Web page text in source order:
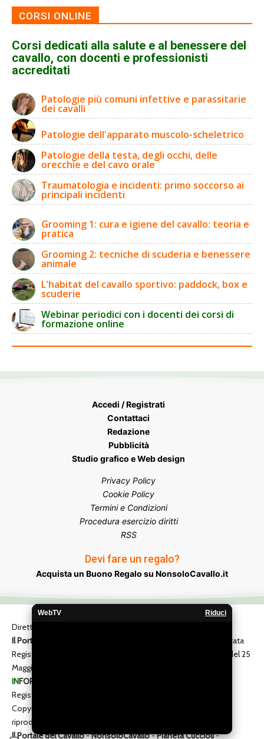
CORSI ONLINE
Corsi dedicati alla salute e al benessere del
cavallo, con docenti e professionisti
accreditati
Patologie più comuni infettive e parassitarie
dei cavalli
Patologie dell'apparato muscolo-scheletrico
Patologie della testa, degli occhi, delle
orecchie e del cavo orale
Traumatologia e incidenti: primo soccorso ai
principali incidenti
Grooming 1: cura e igiene del cavallo: teoria e
pratica
Grooming 2: tecniche di scuderia e benessere
animale
L'habitat del cavallo sportivo: paddock, box e
scuderie
Webinar periodici con i docenti dei corsi di
formazione online
Accedi / Registrati
Contattaci
Redazione
Pubblicità
Studio grafico e Web design
Privacy Policy
Cookie Policy
Termini e Condizioni
Procedura esercizio diritti
RSS
Devi fare un regalo?
Acquista un Buono Regalo su NonsoloCavallo.it
Direttore Responsabile
Il Portale del Cavallo
: Data di realizzazione 12 Aprile 2001. Testata
Registrata presso il Tribunale di Milano: Registrazione n° 422 del 25
Maggio 2005
INFORMA
Registrazione n° 7 del 19 Giugno 2018
Copyright © 2001-2026 • Tutti i diritti riservati, vietata la
riproduzione anche parziale di tutti i contenuti.
Il Portale del Cavallo-NonsoloCavallo-Pianeta Cuccioli-
WebTV Riduci